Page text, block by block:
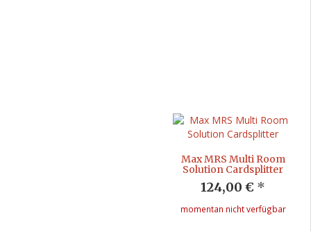
Max MRS Multi Room
Solution Cardsplitter
124,00 € *
momentan nicht verfügbar